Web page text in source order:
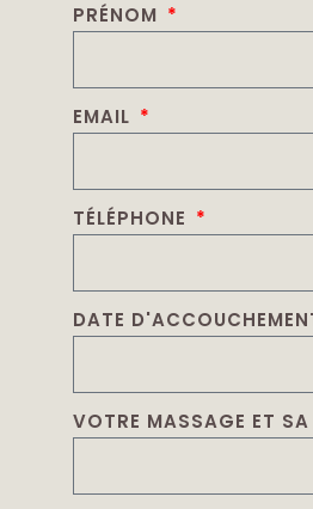
PRÉNOM
EMAIL
TÉLÉPHONE
DATE
VOTRE MASSAGE ET SA